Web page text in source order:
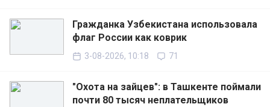
Гражданка Узбекистана использовала
флаг России как коврик
3-08-2026, 10:18 71
"Охота на зайцев": в Ташкенте поймали
почти 80 тысяч неплательщиков